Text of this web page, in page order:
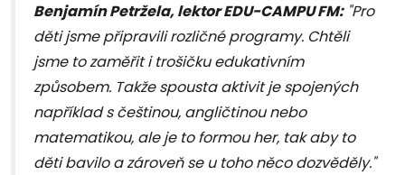
Benjamín Petržela, lektor EDU-CAMPU FM:"Pro
děti jsme připravili rozličné programy. Chtěli
jsme to zaměřit i trošičku edukativním
způsobem. Takže spousta aktivit je spojených
například s češtinou, angličtinou nebo
matematikou, ale je to formou her, tak aby to
děti bavilo a zároveň se u toho něco dozvěděly."